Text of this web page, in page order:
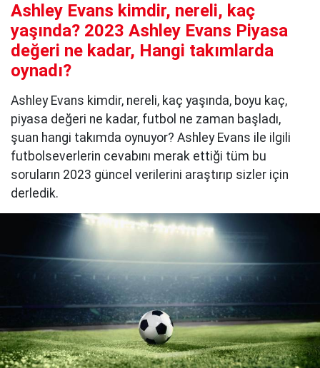
Ashley Evans kimdir, nereli, kaç
yaşında? 2023 Ashley Evans Piyasa
değeri ne kadar, Hangi takımlarda
oynadı?
Ashley Evans kimdir, nereli, kaç yaşında, boyu kaç,
piyasa değeri ne kadar, futbol ne zaman başladı,
şuan hangi takımda oynuyor? Ashley Evans ile ilgili
futbolseverlerin cevabını merak ettiği tüm bu
soruların 2023 güncel verilerini araştırıp sizler için
derledik.